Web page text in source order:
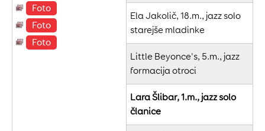
Foto
Foto
Foto
Ela Jakolič, 18.m., jazz solo
starejše mladinke
Little Beyonce's, 5.m., jazz
formacija otroci
Lara Šlibar, 1.m., jazz solo
članice